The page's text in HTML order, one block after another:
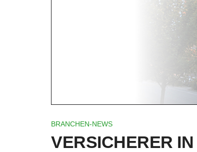
BRANCHEN-NEWS
VERSICHERER